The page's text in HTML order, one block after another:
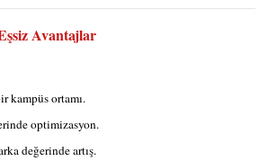
Avantajlar
kampüs ortamı.
optimizasyon.
değerinde artış.